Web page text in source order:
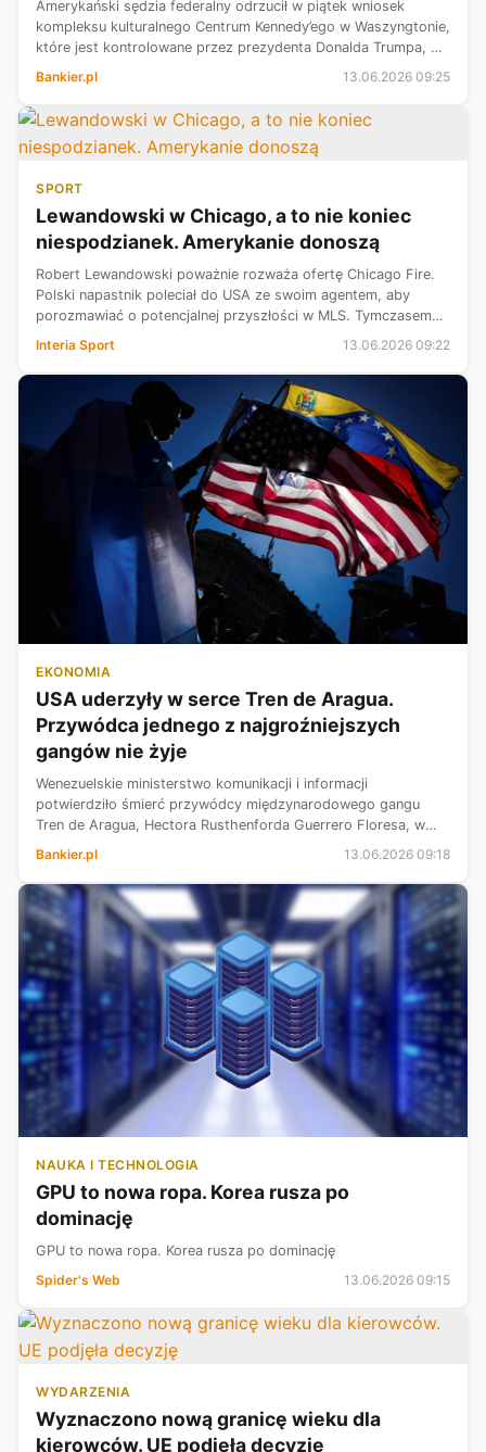
Amerykański sędzia federalny odrzucił w piątek wniosek
kompleksu kulturalnego Centrum Kennedy’ego w Waszyngtonie,
które jest kontrolowane przez prezydenta Donalda Trumpa, o
prestiżowego ośrodka.
Bankier.pl 13.06.2026 09:25
SPORT
Lewandowski w Chicago, a to nie koniec
niespodzianek. Amerykanie donoszą
Robert Lewandowski poważnie rozważa ofertę Chicago Fire.
Polski napastnik poleciał do USA ze swoim agentem, aby
porozmawiać o potencjalnej przyszłości w MLS. Tymczasem
ma na celowniku jeszcz...
Interia Sport 13.06.2026 09:22
EKONOMIA
USA uderzyły w serce Tren de Aragua.
Przywódca jednego z najgroźniejszych
gangów nie żyje
Wenezuelskie ministerstwo komunikacji i informacji
potwierdziło śmierć przywódcy międzynarodowego gangu
Tren de Aragua, Hectora Rusthenforda Guerrero Floresa, w
Bankier.pl 13.06.2026 09:18
NAUKA I TECHNOLOGIA
GPU to nowa ropa. Korea rusza po
dominację
GPU to nowa ropa. Korea rusza po dominację
Spider's Web
13.06.2026 09:15
WYDARZENIA
Wyznaczono nową granicę wieku dla
kierowców. UE podjęła decyzję